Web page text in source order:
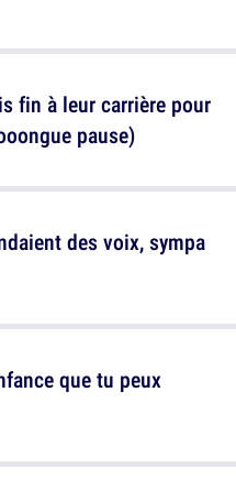
des voix, sympa
fin à leur carrière pour
pause)
que tu peux